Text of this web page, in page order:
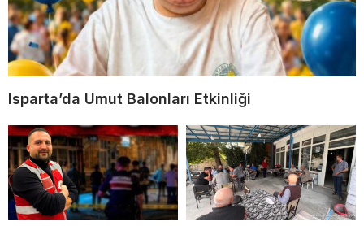
Isparta’da Umut Balonları Etkinliği